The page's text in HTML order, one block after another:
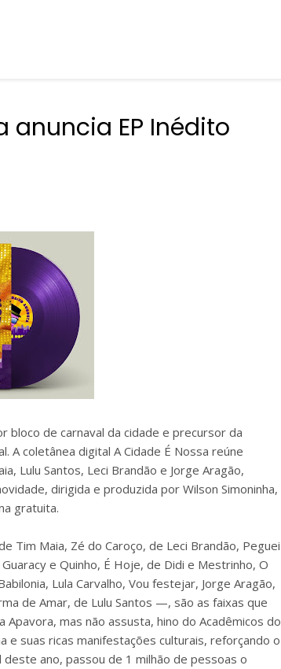
anuncia EP Inédito
bloco de carnaval da cidade e precursor da
A coletânea digital A Cidade É Nossa reúne
Lulu Santos, Leci Brandão e Jorge Aragão,
dirigida e produzida por Wilson Simoninha,
gratuita.
Tim Maia, Zé do Caroço, de Leci Brandão, Peguei
e Quinho, É Hoje, de Didi e Mestrinho, O
Lula Carvalho, Vou festejar, Jorge Aragão,
de Amar, de Lulu Santos —, são as faixas que
mas não assusta, hino do Acadêmicos do
e suas ricas manifestações culturais, reforçando o
ano, passou de 1 milhão de pessoas o